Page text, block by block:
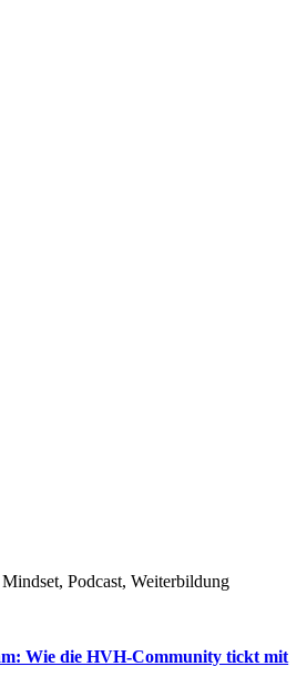
Podcast, Weiterbildung
Wie die HVH-Community tickt mit